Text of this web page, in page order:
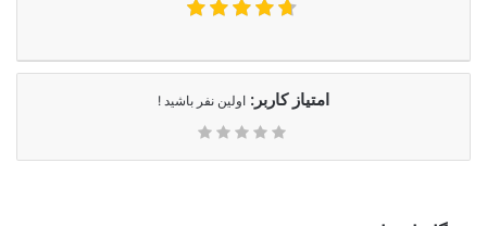
امتیاز کاربر: اولین نفر باشید !